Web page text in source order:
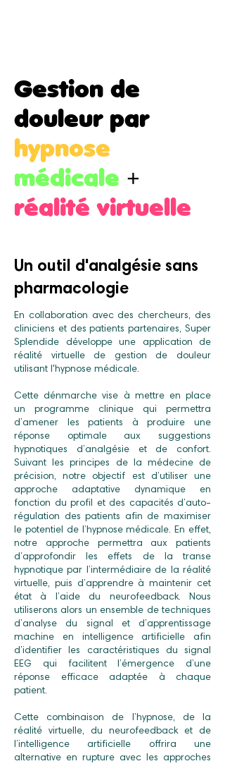
Gestion de
douleur par
hypnose
médicale +
réalité virtuelle
Un outil d'analgésie sans
pharmacologie
En collaboration avec des chercheurs, des
cliniciens et des patients partenaires, Super
Splendide développe une application de
réalité virtuelle de gestion de douleur
utilisant l'hypnose médicale.
Cette dénmarche vise à mettre en place
un programme clinique qui permettra
d’amener les patients à produire une
réponse optimale aux suggestions
hypnotiques d’analgésie et de confort.
Suivant les principes de la médecine de
précision, notre objectif est d’utiliser une
approche adaptative dynamique en
fonction du profil et des capacités d’auto-
régulation des patients afin de maximiser
le potentiel de l’hypnose médicale. En effet,
notre approche permettra aux patients
d’approfondir les effets de la transe
hypnotique par l’intermédiaire de la réalité
virtuelle, puis d’apprendre à maintenir cet
état à l’aide du neurofeedback. Nous
utiliserons alors un ensemble de techniques
d’analyse du signal et d’apprentissage
machine en intelligence artificielle afin
d’identifier les caractéristiques du signal
EEG qui facilitent l’émergence d’une
réponse efficace adaptée à chaque
patient.
Cette combinaison de l’hypnose, de la
réalité virtuelle, du neurofeedback et de
l’intelligence artificielle offrira une
alternative en rupture avec les approches